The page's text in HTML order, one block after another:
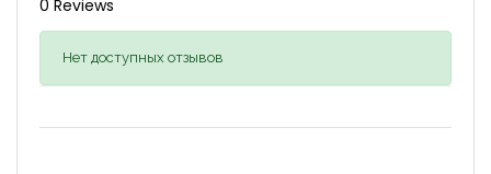
0 Reviews
Нет доступных отзывов